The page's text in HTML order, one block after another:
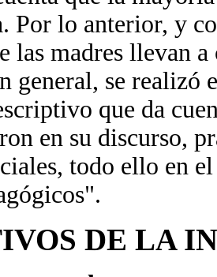
Por lo anterior, y
las madres llevan
general, se realizó
que da
en su discurso,
todo ello en
DE LA